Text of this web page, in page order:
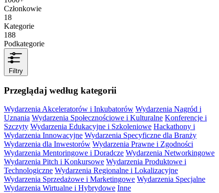
Członkowie
18
Kategorie
188
Podkategorie
Filtry
Przeglądaj według kategorii
Wydarzenia Akceleratorów i Inkubatorów Wydarzenia Nagród i
Uznania Wydarzenia Społecznościowe i Kulturalne Konferencje i
Szczyty Wydarzenia Edukacyjne i Szkoleniowe Hackathony i
Wydarzenia Innowacyjne Wydarzenia Specyficzne dla Branży
Wydarzenia dla Inwestorów Wydarzenia Prawne i Zgodności
Wydarzenia Mentoringowe i Doradcze Wydarzenia Networkingowe
Wydarzenia Pitch i Konkursowe Wydarzenia Produktowe i
Technologiczne Wydarzenia Regionalne i Lokalizacyjne
Wydarzenia Sprzedażowe i Marketingowe Wydarzenia Specjalne
Wydarzenia Wirtualne i Hybrydowe Inne